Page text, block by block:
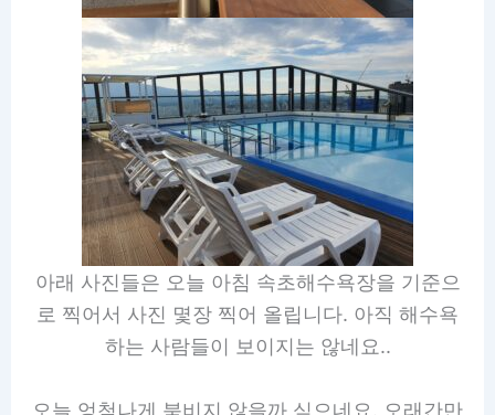
아래 사진들은 오늘 아침 속초해수욕장을 기준으
로 찍어서 사진 몇장 찍어 올립니다. 아직 해수욕
하는 사람들이 보이지는 않네요..
오늘 엉첨나게 붐비지 않을까 싶으네요. 오래간만